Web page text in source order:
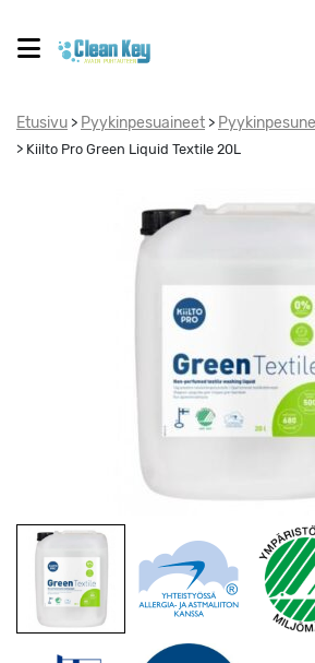
Etusivu > Pyykinpesuaineet >
> Kiilto Pro Green Liquid Textile 20L